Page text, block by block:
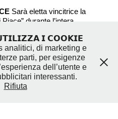
Sarà eletta vincitrice la
durante l’intera
Photo of the
con enti turistici e istituzionali,
e progetti del territorio che
modenese attraverso lo
informazioni è possibile
𝗜 𝗖𝗢𝗢𝗞𝗜𝗘
analitici, di marketing e
parti, per esigenze
dell’utente e
interessanti.
Rifiuta